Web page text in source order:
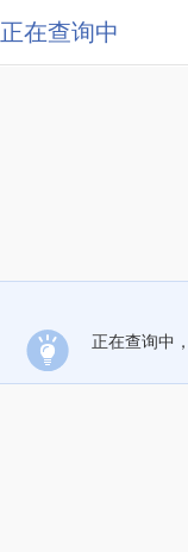
正在查询中
正在查询中